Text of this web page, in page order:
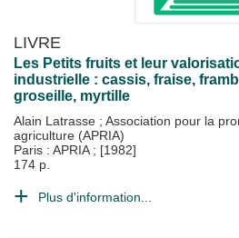
LIVRE
Les Petits fruits et leur
industrielle : cassis, fraise,
groseille, myrtille
Alain Latrasse ; Association pour la
agriculture (APRIA)
Paris : APRIA ; [1982]
174 p.
Plus d'information...